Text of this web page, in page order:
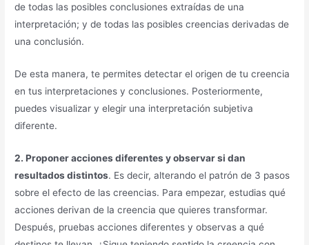
de todas las posibles conclusiones extraídas de una
interpretación; y de todas las posibles creencias derivadas de
una conclusión.
De esta manera, te permites detectar el origen de tu creencia
en tus interpretaciones y conclusiones. Posteriormente,
puedes visualizar y elegir una interpretación subjetiva
diferente.
2. Proponer acciones diferentes y observar si dan
resultados distintos. Es decir, alterando el patrón de 3 pasos
sobre el efecto de las creencias. Para empezar, estudias qué
acciones derivan de la creencia que quieres transformar.
Después, pruebas acciones diferentes y observas a qué